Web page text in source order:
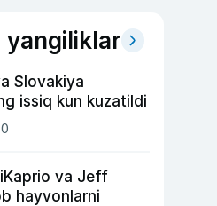
yangiliklar
Slovakiya
issiq kun kuzatildi
va Jeff
hayvonlarni